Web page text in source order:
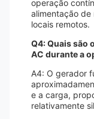
operação
alimentação de
locais remotos.
Q4: Quais são
AC durante a
A4: O gerador
e a carga,
relativamente